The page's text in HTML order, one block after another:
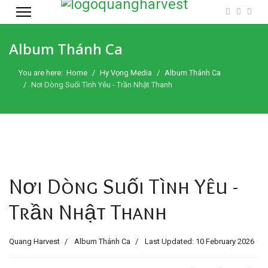
Album Thánh Ca
You are here: Home Hy Vọng Media
Album Thánh Ca
Nơi Dòng Suối Tình Yêu - Trần Nhật Thanh
Nơi Dòng Suối Tình Yêu -
Trần Nhật Thanh
Quang Harvest Album Thánh Ca Last Updated: 10 February 2026